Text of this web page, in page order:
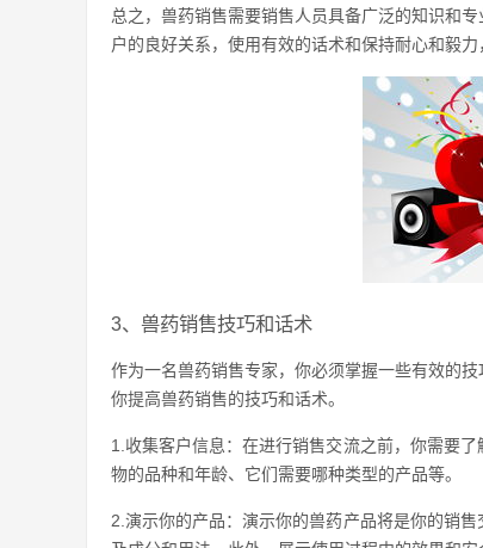
总之，兽药销售需要销售人员具备广泛的知识和
户的良好关系，使用有效的话术和保持耐心和毅
3、兽药销售技巧和话术
作为一名兽药销售专家，你必须掌握一些有效的
你提高兽药销售的技巧和话术。
1.收集客户信息：在进行销售交流之前，你需要
物的品种和年龄、它们需要哪种类型的产品等。
2.演示你的产品：演示你的兽药产品将是你的销